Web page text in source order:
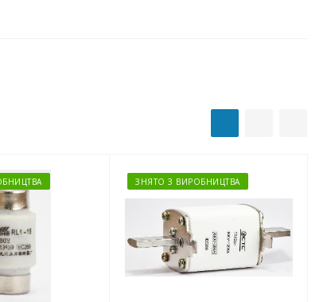
ЗНЯТО З ВИРОБНИЦТВА